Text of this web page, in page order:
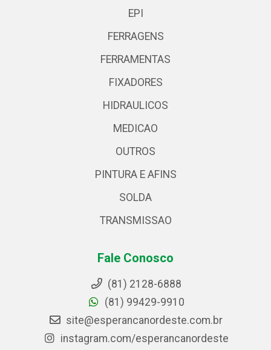
EPI
FERRAGENS
FERRAMENTAS
FIXADORES
HIDRAULICOS
MEDICAO
OUTROS
PINTURA E AFINS
SOLDA
TRANSMISSAO
Fale Conosco
(81) 2128-6888
(81) 99429-9910
site@esperancanordeste.com.br
instagram.com/esperancanordeste